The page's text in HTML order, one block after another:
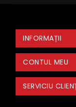
INFORMAȚII
CONTUL MEU
SERVICIU